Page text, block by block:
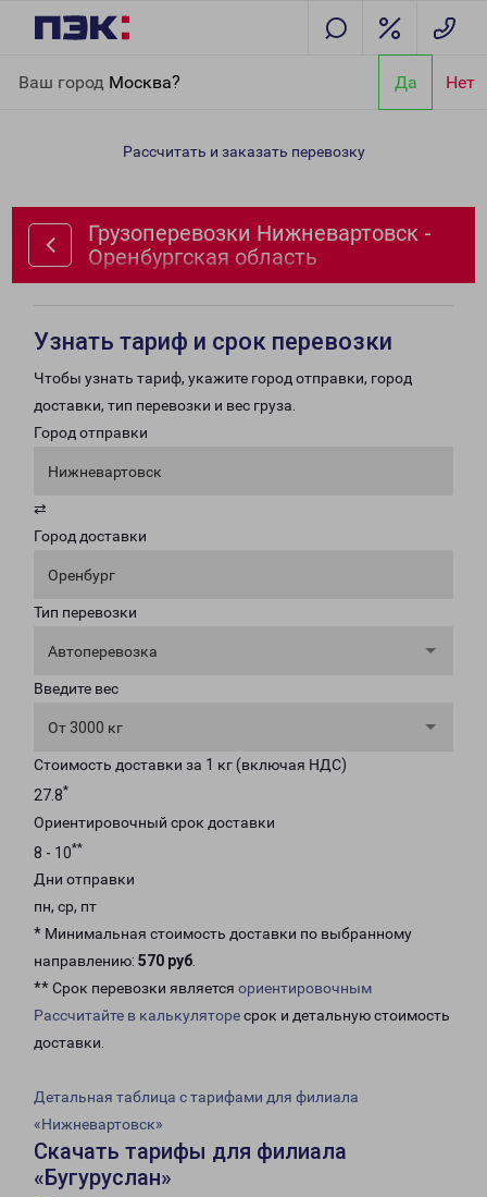
Ваш город Москва? Да Нет
Оренбургская область
Рассчитать и заказать перевозку
Грузоперевозки Нижневартовск -
Оренбургская область
Узнать тариф и срок перевозки
Чтобы узнать тариф, укажите город отправки, город
доставки, тип перевозки и вес груза.
Город отправки
Нижневартовск
⇄
Город доставки
Оренбург
Тип перевозки
Автоперевозка
Введите вес
От 3000 кг
Стоимость доставки за 1 кг (включая НДС)
27.8*
Ориентировочный срок доставки
8 - 10**
Дни отправки
пн, ср, пт
* Минимальная стоимость доставки по выбранному
направлению: 570 руб.
** Срок перевозки является ориентировочным
Рассчитайте в калькуляторесрок и детальную стоимость
доставки.
Детальная таблица с тарифами для филиала
«Нижневартовск»
Скачать тарифы для филиала
«Бугуруслан»